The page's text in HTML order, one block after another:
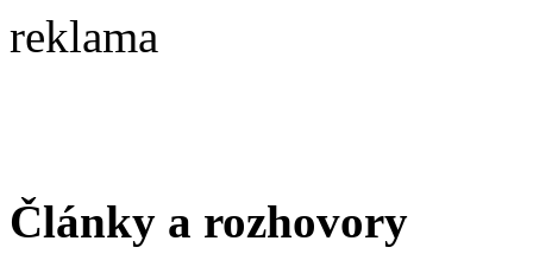
reklama
Články a rozhovory